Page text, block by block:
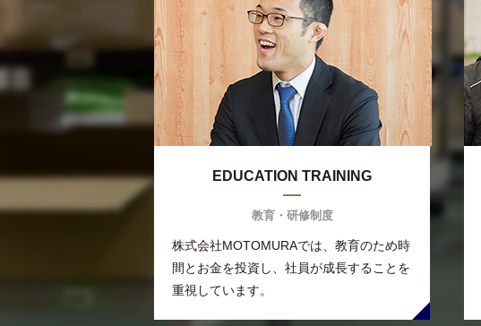
EDUCATION TRAINING
教育・研修制度
株式会社MOTOMURAでは、教育のため時
間とお金を投資し、社員が成長することを
重視しています。